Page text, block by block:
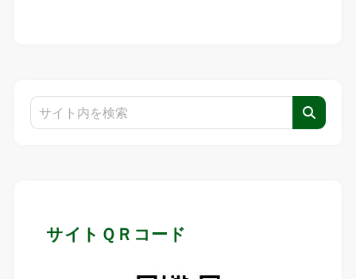
サイトＱＲコード